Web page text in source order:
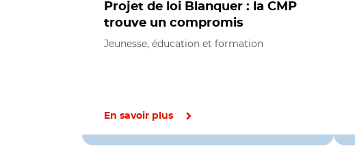
Projet de loi Blanquer : la CMP
trouve un compromis
Jeunesse, éducation et formation
En savoir plus